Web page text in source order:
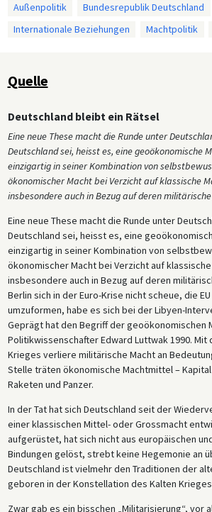
Außenpolitik
Bundesrepublik Deutschland
Internationale Beziehungen
Machtpolitik
Quelle
Deutschland bleibt ein Rätsel
Eine neue These macht die Runde unter
Deutschland sei, heisst es, eine geoökonomische
einzigartig in seiner Kombination von
ökonomischer Macht bei Verzicht auf klassische
insbesondere auch in Bezug auf deren
Eine neue These macht die Runde unter
Deutschland sei, heisst es, eine
einzigartig in seiner Kombination von
ökonomischer Macht bei Verzicht auf
insbesondere auch in Bezug auf deren
Berlin sich in der Euro-Krise nicht scheue, die
umzuformen, habe es sich bei der Libyen-
Geprägt hat den Begriff der geoökonomischen
Politikwissenschafter Edward Luttwak 1990. Mit
Krieges verliere militärische Macht an
Stelle träten ökonomische Machtmittel –
Raketen und Panzer.
In der Tat hat sich Deutschland seit der
einer klassischen Mittel- oder Grossmacht
aufgerüstet, hat sich nicht aus europäischen
Bindungen gelöst, strebt keine Hegemonie an
Deutschland ist vielmehr den Traditionen der
geboren in der Konstellation des Kalten
Zwar gab es ein bisschen „Militarisierung“, vor